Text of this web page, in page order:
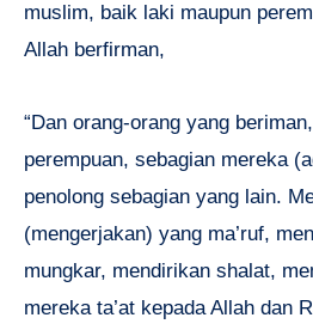
muslim, baik laki maupun
Allah berfirman,
“Dan orang-orang yang
perempuan, sebagian mereka
penolong sebagian yang lain.
(mengerjakan) yang ma’ruf,
mungkar, mendirikan shalat,
mereka ta’at kepada Allah dan